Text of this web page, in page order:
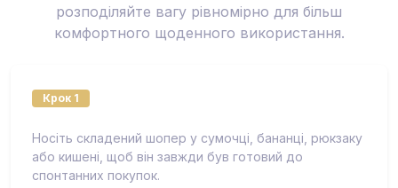
розподіляйте вагу рівномірно для більш
комфортного щоденного використання.
Крок 1
Носіть складений шопер у сумочці, бананці, рюкзаку
або кишені, щоб він завжди був готовий до
спонтанних покупок.